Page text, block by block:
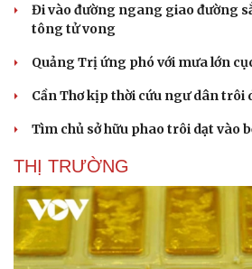
Đi vào đường ngang giao đường
tông tử vong
Quảng Trị ứng phó với mưa lớn
Cần Thơ kịp thời cứu ngư dân trôi
Tìm chủ sở hữu phao trôi dạt vào
THỊ TRƯỜNG